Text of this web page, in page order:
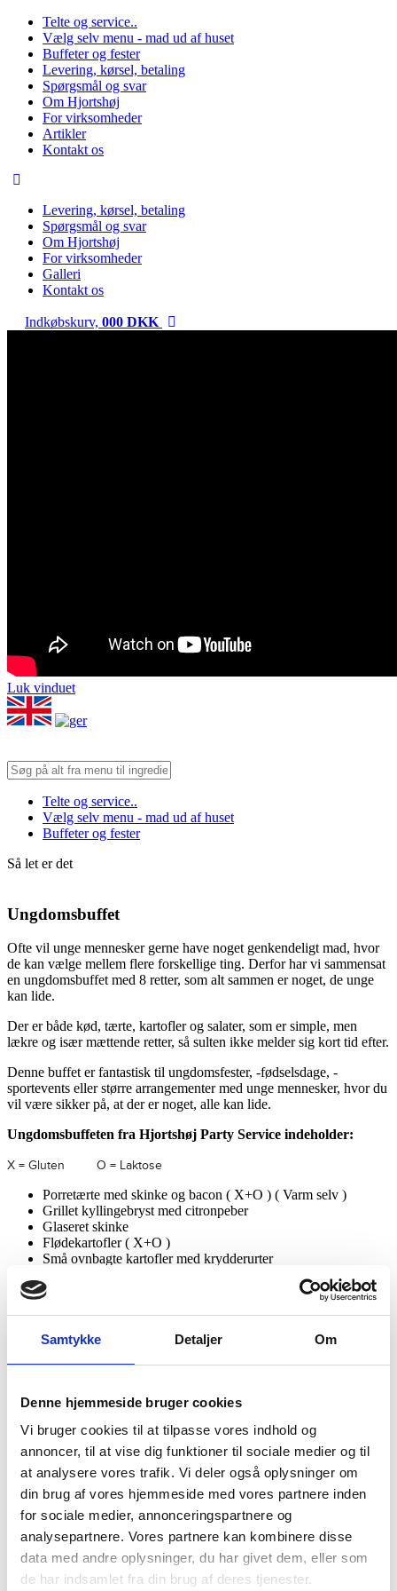
Samtykke Detaljer Om
Denne hjemmeside bruger cookies
Vi bruger cookies til at tilpasse vores indhold og
annoncer, til at vise dig funktioner til sociale medier og til
at analysere vores trafik. Vi deler også oplysninger om
din brug af vores hjemmeside med vores partnere inden
for sociale medier, annonceringspartnere og
analysepartnere. Vores partnere kan kombinere disse
data med andre oplysninger, du har givet dem, eller som
de har indsamlet fra din brug af deres tjenester.
Telte og service..
Vælg selv menu - mad ud af huset
Buffeter og fester
Levering, kørsel, betaling
Spørgsmål og svar
Om Hjortshøj
For virksomheder
Artikler
Kontakt os
Levering, kørsel, betaling
Spørgsmål og svar
Om Hjortshøj
For virksomheder
Galleri
Kontakt os
Indkøbskurv, 000 DKK
Luk vinduet
Telte og service..
Vælg selv menu - mad ud af huset
Buffeter og fester
Så let er det
Ungdomsbuffet
Ofte vil unge mennesker gerne have noget genkendeligt mad, hvor
de kan vælge mellem flere forskellige ting. Derfor har vi sammensat
en ungdomsbuffet med 8 retter, som alt sammen er noget, de unge
kan lide.
Der er både kød, tærte, kartofler og salater, som er simple, men
lækre og især mættende retter, så sulten ikke melder sig kort tid efter.
Denne buffet er fantastisk til ungdomsfester, -fødselsdage, -
sportevents eller større arrangementer med unge mennesker, hvor du
vil være sikker på, at der er noget, alle kan lide.
Ungdomsbuffeten fra Hjortshøj Party Service indeholder:
X = Gluten O = Laktose
Porretærte med skinke og bacon ( X+O ) ( Varm selv )
Grillet kyllingebryst med citronpeber
Glaseret skinke
Flødekartofler ( X+O )
Små ovnbagte kartofler med krydderurter
Salatbar med tomat, agurk, majs, ærter, gulerødder og
salatmix
Hjemmebagt foccaciabrød( X )
Pris pr. Kuvert 195kr.( Min. 10Kuverter )
Bestilsenest1 uge før du skal holde festen, og jo før jo bedre. Er
der under 1 uge til din fest, så ring endelig til os og hør, om du
stadig kan nå at bestille. Antallet af kuverter kan ændres op til
1 uge før den dato, du har bestilt til.
Anretning af ungdomsbuffet
Kød og kartofler kommer i varmekasser og skal blot anrettes på
egne fade. Salaterne kommer i skåle og er klar til at blive sat direkte
på bordet. Poretærten og brødet skal lunes lidt i ovnen lige inden
servering.
Ungdomsbuffet ud af huset
Vi sørger primært for catering, mad ud af huset og festudlejning i og